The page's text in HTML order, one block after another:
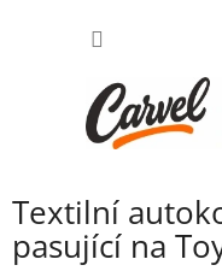
Textilní
pasující na